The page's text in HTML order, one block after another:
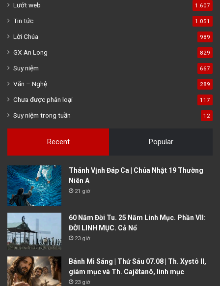
Lướt web 1.607
Tin tức 1.051
Lời Chúa 989
GX An Long 829
Suy niệm 667
Văn – Nghệ 289
Chưa được phân loại 117
Suy niệm trong tuần 12
Recent Popular
Thánh Vịnh Đáp Ca | Chúa Nhật 19 Thường
Niên A
21 giờ
60 Năm Đời Tu. 25 Năm Linh Mục. Phần VII:
ĐỜI LINH MỤC. Cả Nổ
23 giờ
Bánh Mì Sáng | Thứ Sáu 07.08 | Th. Xystô II,
giám mục và Th. Cajêtanô, linh mục
23 giờ